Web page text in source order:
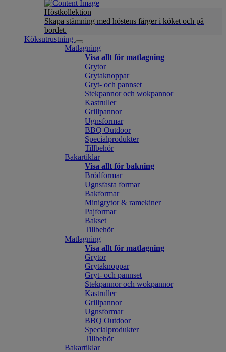
Höstkollektion
Skapa stämning med höstens färger i köket och på
bordet.
Köksutrustning
Matlagning
Visa allt för matlagning
Grytor
Grytaknoppar
Gryt- och pannset
Stekpannor och wokpannor
Kastruller
Grillpannor
Ugnsformar
BBQ Outdoor
Specialprodukter
Tillbehör
Bakartiklar
Visa allt för bakning
Brödformar
Ugnsfasta formar
Bakformar
Minigrytor & ramekiner
Pajformar
Bakset
Tillbehör
Matlagning
Visa allt för matlagning
Grytor
Grytaknoppar
Gryt- och pannset
Stekpannor och wokpannor
Kastruller
Grillpannor
Ugnsformar
BBQ Outdoor
Specialprodukter
Tillbehör
Bakartiklar